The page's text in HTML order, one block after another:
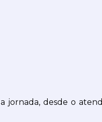
jornada, desde o